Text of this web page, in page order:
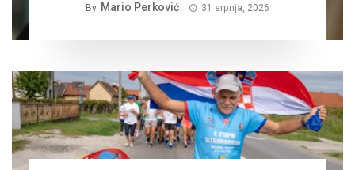
SCENARIJ ZA HRVATSKU….
By Mario Perković 31 srpnja, 2026